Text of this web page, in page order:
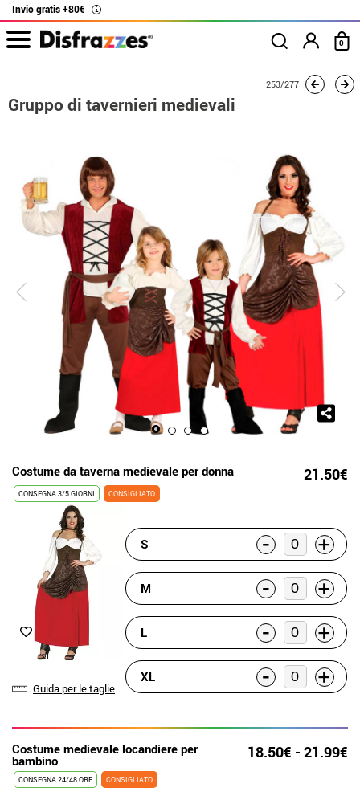
Invio gratis +80€ i
0
Gruppo di tavernieri medievali
253/277
Gruppo di tavernieri medievali
Costume da taverna medievale per donna 21.50€
CONSEGNA 3/5 GIORNI CONSIGLIATO
Guida per le taglie
S - +
M - +
L - +
XL - +
Costume medievale locandiere per
bambino 18.50€ - 21.99€
CONSEGNA 24/48 ORE CONSIGLIATO